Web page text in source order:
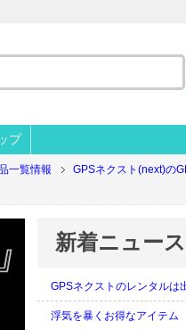
プ
一覧情報
GPSネクスト(next)の
新着ニュース
GPSネクストのレンタルは
浮気を暴くお得なアイテム